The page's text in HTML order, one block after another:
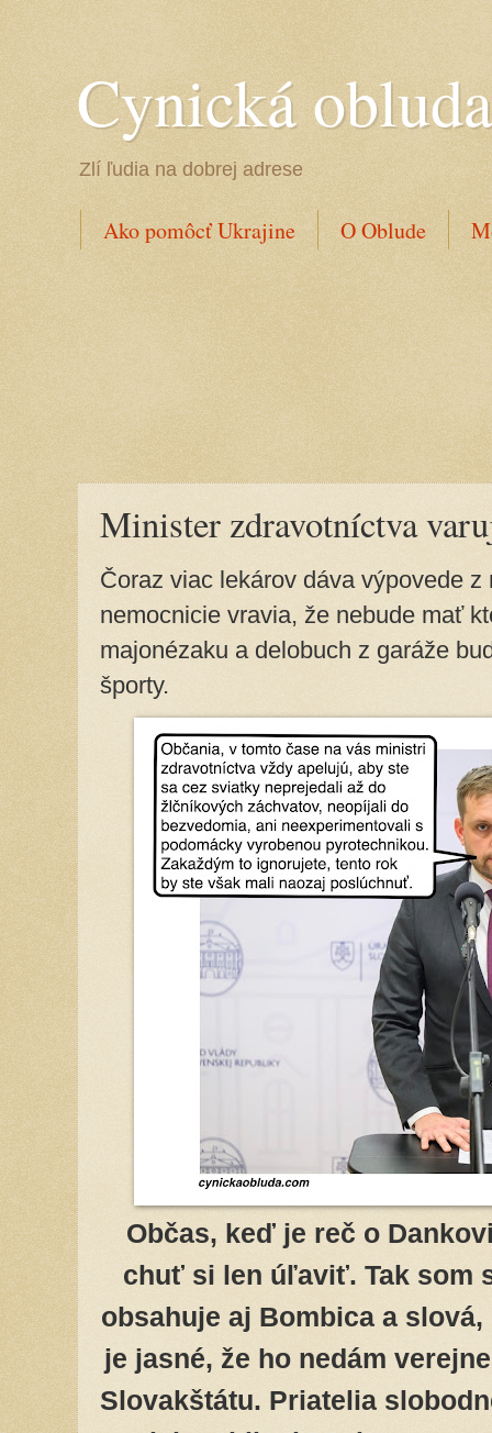
Cynická obluda
Zlí ľudia na dobrej adrese
Ako pomôcť Ukrajine O Oblude
Minister zdravotníctva
Čoraz viac lekárov dáva výpovede
nemocnicie vravia, že nebude mať
majonézaku a delobuch z garáže
športy.
Občas, keď je reč o
chuť si len úľaviť. Tak som
obsahuje aj Bombica a
je jasné, že ho nedám
Slovakštátu. Priatelia